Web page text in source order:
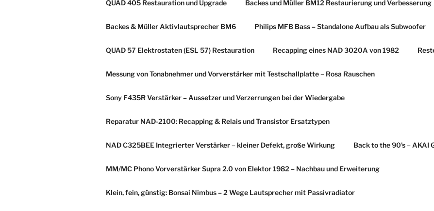
QUAD 405 Restauration und Upgrade Backes und Müller BM12 Restaurierung und Verbesserung
Backes & Müller Aktivlautsprecher BM6 Philips MFB Bass – Standalone Aufbau als Subwoofer
QUAD 57 Elektrostaten (ESL 57) Restauration Recapping eines NAD 3020A von 1982
Messung von Tonabnehmer und Vorverstärker mit Testschallplatte – Rosa Rauschen
Sony F435R Verstärker – Aussetzer und Verzerrungen bei der Wiedergabe
Reparatur NAD-2100: Recapping & Relais und Transistor Ersatztypen
NAD C325BEE Integrierter Verstärker – kleiner Defekt, große Wirkung Back to the 90’s – AKAI
MM/MC Phono Vorverstärker Supra 2.0 von Elektor 1982 – Nachbau und Erweiterung
Klein, fein, günstig: Bonsai Nimbus – 2 Wege Lautsprecher mit Passivradiator